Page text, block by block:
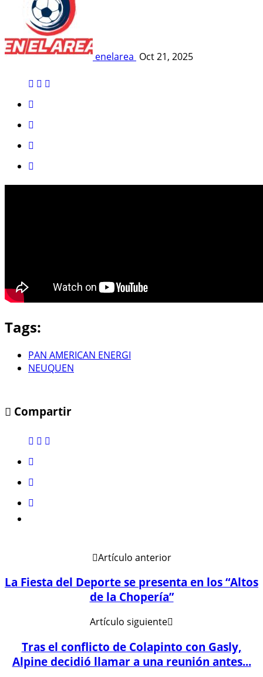
enelarea Oct 21, 2025
Tags:
PAN AMERICAN ENERGI
NEUQUEN
Compartir
Artículo anterior
La Fiesta del Deporte se presenta en los “Altos
de la Chopería”
Artículo siguiente
Tras el conflicto de Colapinto con Gasly,
Alpine decidió llamar a una reunión antes...